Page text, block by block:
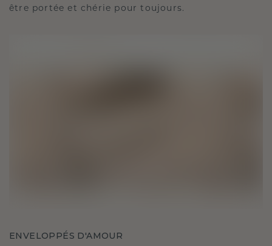
être portée et chérie pour toujours.
ENVELOPPÉS D'AMOUR